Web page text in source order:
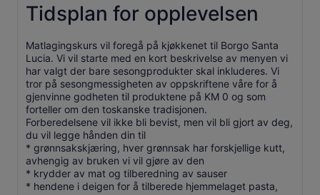
Tidsplan for opplevelsen
Matlagingskurs vil foregå på kjøkkenet til Borgo Santa
Lucia. Vi vil starte med en kort beskrivelse av menyen vi
har valgt der bare sesongprodukter skal inkluderes. Vi
tror på sesongmessigheten av oppskriftene våre for å
gjenvinne godheten til produktene på KM 0 og som
forteller om den toskanske tradisjonen.
Forberedelsene vil ikke bli bevist, men vil bli gjort av deg,
du vil legge hånden din til
* grønnsakskjæring, hver grønnsak har forskjellige kutt,
avhengig av bruken vi vil gjøre av den
* krydder av mat og tilberedning av sauser
* hendene i deigen for å tilberede hjemmelaget pasta,